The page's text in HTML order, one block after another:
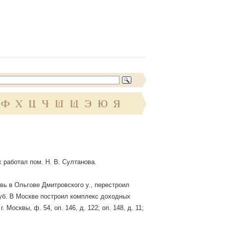
Ф Х Ц Ч Ш Щ Э Ю Я
пом. Н. В. Султанова.
в Ольгове Дмитровского у., перестроил
В Москве построил комплекс доходных
Москвы, ф. 54, оп. 146, д. 122; оп. 148, д. 11;